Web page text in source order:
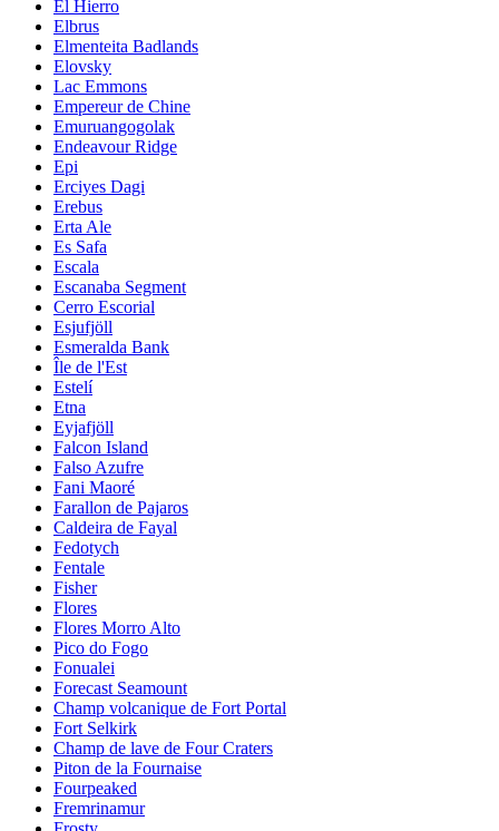
El Hierro
Elbrus
Elmenteita Badlands
Elovsky
Lac Emmons
Empereur de Chine
Emuruangogolak
Endeavour Ridge
Epi
Erciyes Dagi
Erebus
Erta Ale
Es Safa
Escala
Escanaba Segment
Cerro Escorial
Esjufjöll
Esmeralda Bank
Île de l'Est
Estelí
Etna
Eyjafjöll
Falcon Island
Falso Azufre
Fani Maoré
Farallon de Pajaros
Caldeira de Fayal
Fedotych
Fentale
Fisher
Flores
Flores Morro Alto
Pico do Fogo
Fonualei
Forecast Seamount
Champ volcanique de Fort Portal
Fort Selkirk
Champ de lave de Four Craters
Piton de la Fournaise
Fourpeaked
Fremrinamur